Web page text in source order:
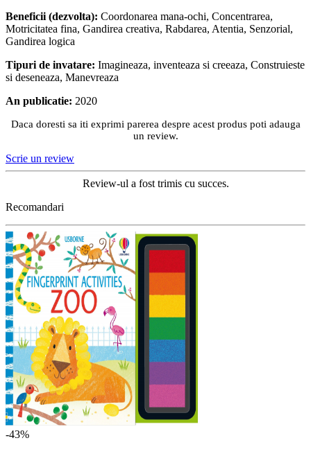
Beneficii (dezvolta): Coordonarea mana-ochi, Concentrarea,
Motricitatea fina, Gandirea creativa, Rabdarea, Atentia, Senzorial,
Gandirea logica
Tipuri de invatare: Imagineaza, inventeaza si creeaza, Construieste
si deseneaza, Manevreaza
An publicatie: 2020
Daca doresti sa iti exprimi parerea despre acest produs poti adauga
un review.
Scrie un review
Review-ul a fost trimis cu succes.
Recomandari
-43%